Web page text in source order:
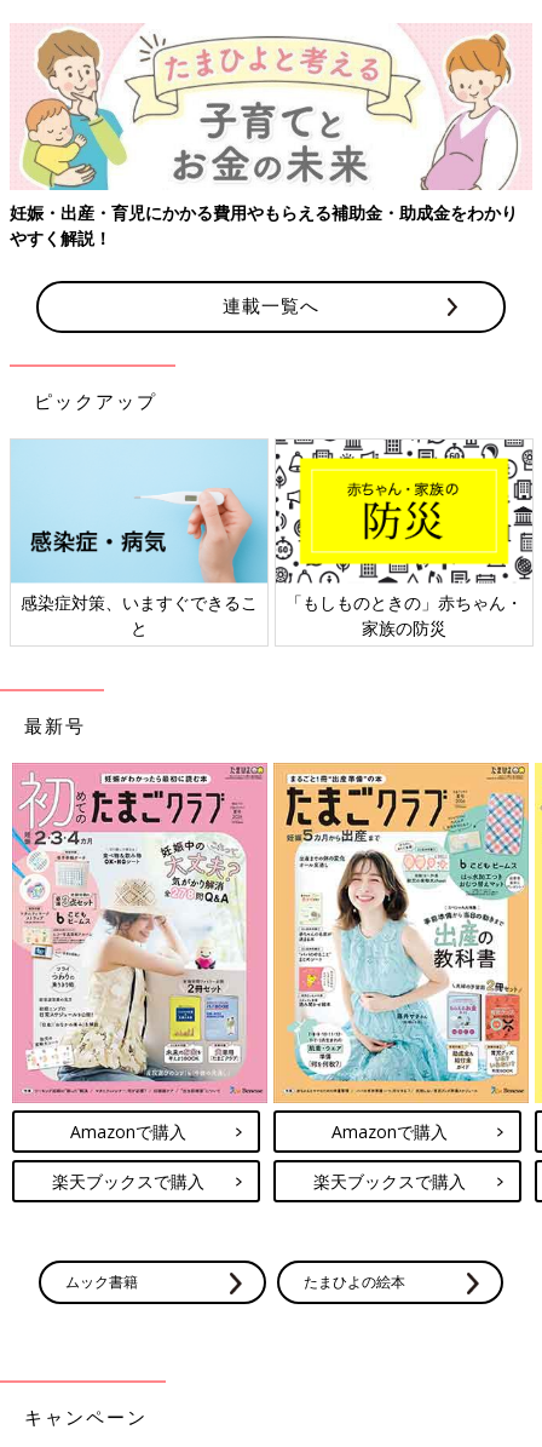
助成金をわかり 【ワクチン接種できるものも】妊婦の感染症対
連載一覧へ
ピックアップ
ときの」赤ちゃん・
日本外来小児科学会リーフレッ
六星占術
最新号
Amazonで購入
楽天ブックスで購入
Amazonで購入
楽天ブックスで購入
ムック書籍 たまひよの絵本
キャンペーン